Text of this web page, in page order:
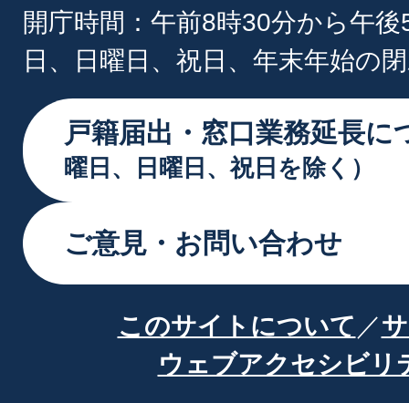
開庁時間：午前8時30分から午
日、日曜日、祝日、年末年始の
戸籍届出・窓口業務延長に
曜日、日曜日、祝日を除く）
ご意見・お問い合わせ
このサイトについて
ウェブアクセシビリ